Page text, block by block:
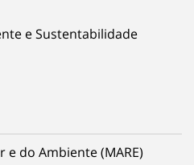
e Sustentabilidade
e do Ambiente (MARE)